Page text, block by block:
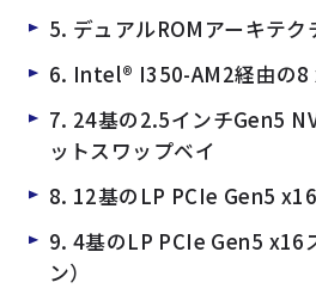
5. デュアルROMアーキテク
6. Intel® I350-AM2経由の8
7. 24基の2.5インチGen5
ットスワップベイ
8. 12基のLP PCIe Gen5
9. 4基のLP PCIe Gen5 x16
ン）